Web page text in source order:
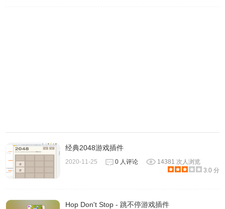
经典2048游戏插件
2020-11-25 0 人评论
14381 次人浏览
3.0 分
Hop Don't Stop - 跳不停游戏插件